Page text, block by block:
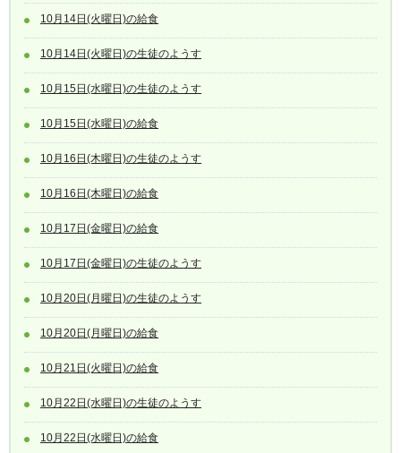
10月14日(火曜日)の給食
10月14日(火曜日)の生徒のようす
10月15日(水曜日)の生徒のようす
10月15日(水曜日)の給食
10月16日(木曜日)の生徒のようす
10月16日(木曜日)の給食
10月17日(金曜日)の給食
10月17日(金曜日)の生徒のようす
10月20日(月曜日)の生徒のようす
10月20日(月曜日)の給食
10月21日(火曜日)の給食
10月22日(水曜日)の生徒のようす
10月22日(水曜日)の給食